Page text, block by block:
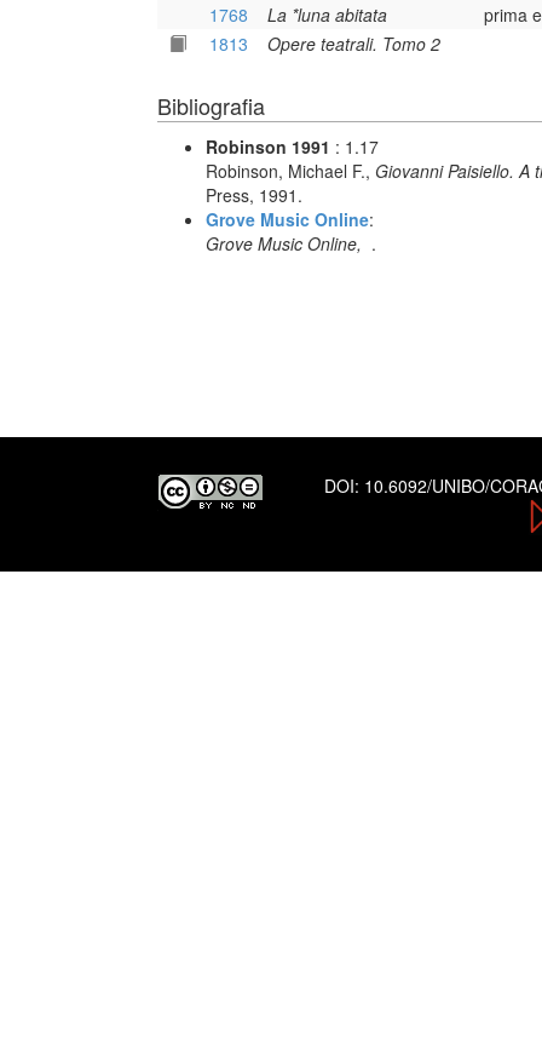
1768
La *luna abitata
prima
1813
Opere teatrali. Tomo 2
Bibliografia
Robinson 1991 : 1.17
Robinson, Michael F., Giovanni Paisiello. A
Press, 1991.
Grove Music Online:
Grove Music Online, .
DOI: 10.6092/UNIBO/